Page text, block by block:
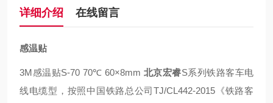
详细介绍 在线留言
感温贴
3M感温贴S-70 70℃ 60×8mm 北京宏睿S系列铁路客车电
线电缆型，按照中国铁路总公司TJ/CL442-2015《铁路客